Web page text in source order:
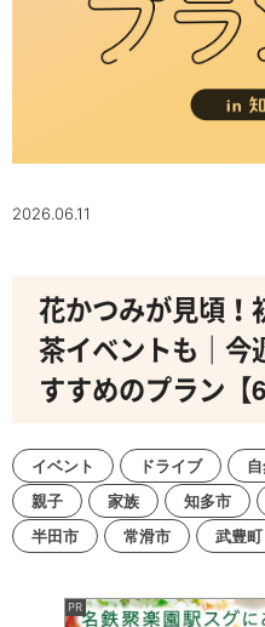
2026.06.11
花かつみが見頃！
茶イベントも｜今
すすめのプラン【
イベント ドライブ
親子
家族 知多市
半田市
常滑市 武豊町